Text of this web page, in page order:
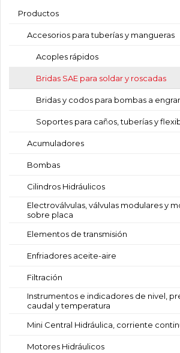
Productos
Accesorios para tuberías y mangueras
Acoples rápidos
Bridas SAE para soldar y roscadas
Bridas y codos para bombas a
Soportes para caños, tuberías y
Acumuladores
Bombas
Cilindros Hidráulicos
Electroválvulas, válvulas modulares y
sobre placa
Elementos de transmisión
Enfriadores aceite-aire
Filtración
Instrumentos e indicadores de nivel,
caudal y temperatura
Mini Central Hidráulica, corriente
Motores Hidráulicos